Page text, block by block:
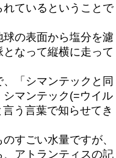
ているということで
の表面から塩分を濾
なって縦横に走って
「シマンテックと同
シマンテック(=ウイル
う言葉で知らせてき
すごい水量ですが、
アトランティスの記